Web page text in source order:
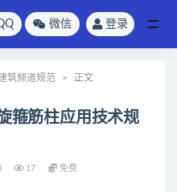
微信 登录
筑频道规范 正文
箍筋柱应用技术规
17 免费